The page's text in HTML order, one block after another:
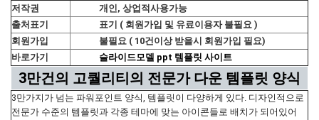
저작권
개인, 상업적사용가능
출처표기
표기 ( 회원가입 및 유료이용자 불필요 )
회원가입
불필요 ( 10건이상 받을시 회원가입 필요)
바로가기
슬라이드모델 ppt 템플릿 사이트
3만건의 고퀄리티의 전문가 다운 템플릿 양식
3만가지가 넘는 파워포인트 양식, 템플릿이 다양하게 있다. 디자인적으로
전문가 수준의 템플릿과 각종 테마에 맞는 아이콘들로 배치가 되어있어